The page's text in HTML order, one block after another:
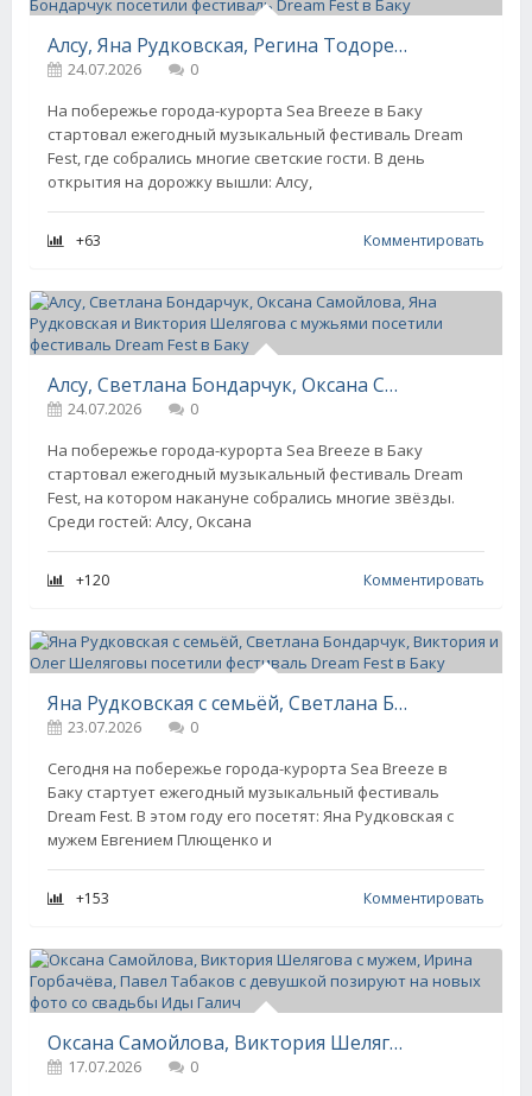
Алсу, Яна Рудковская, Регина Тодоренко и Светлана Бондарчук посетили фестиваль Dream Fest в Баку
24.07.2026
0
На побережье города-курорта Sea Breeze в Баку
стартовал ежегодный музыкальный фестиваль Dream
Fest, где собрались многие светские гости. В день
открытия на дорожку вышли: Алсу,
+63 Комментировать
Алсу, Светлана Бондарчук, Оксана Самойлова, Яна Рудковская и Виктория Шелягова с мужьями посетили фестиваль Dream Fest в Баку
24.07.2026
0
На побережье города-курорта Sea Breeze в Баку
стартовал ежегодный музыкальный фестиваль Dream
Fest, на котором накануне собрались многие звёзды.
Среди гостей: Алсу, Оксана
+120 Комментировать
Яна Рудковская с семьёй, Светлана Бондарчук, Виктория и Олег Шеляговы посетили фестиваль Dream Fest в Баку
23.07.2026
0
Сегодня на побережье города-курорта Sea Breeze в
Баку стартует ежегодный музыкальный фестиваль
Dream Fest. В этом году его посетят: Яна Рудковская с
мужем Евгением Плющенко и
+153 Комментировать
Оксана Самойлова, Виктория Шелягова с мужем, Ирина Горбачёва, Павел Табаков с девушкой позируют на новых фото со свадьбы Иды Галич
17.07.2026
0